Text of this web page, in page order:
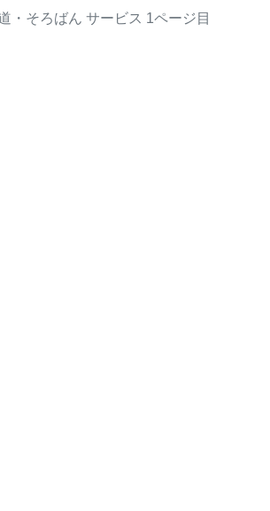
・そろばん サービス 1ページ目